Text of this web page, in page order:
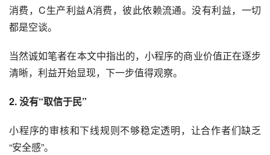
消费，C生产利益A消费，彼此依赖流通。没有利益，一切
都是空谈。
当然诚如笔者在本文中指出的，小程序的商业价值正在逐步
清晰，利益开始显现，下一步值得观察。
2. 没有“取信于民”
小程序的审核和下线规则不够稳定透明，让合作者们缺乏
“安全感”。